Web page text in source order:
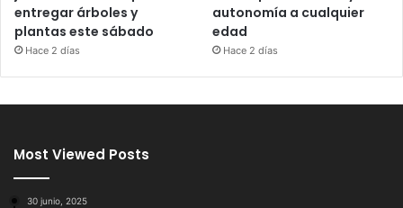
entregar árboles y
plantas este sábado
Hace 2 días
autonomía a cualquier
edad
Hace 2 días
Most Viewed Posts
30 junio, 2025